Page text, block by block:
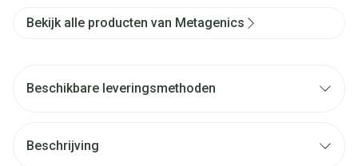
Bekijk alle producten van Metagenics
Beschikbare leveringsmethoden
Beschrijving